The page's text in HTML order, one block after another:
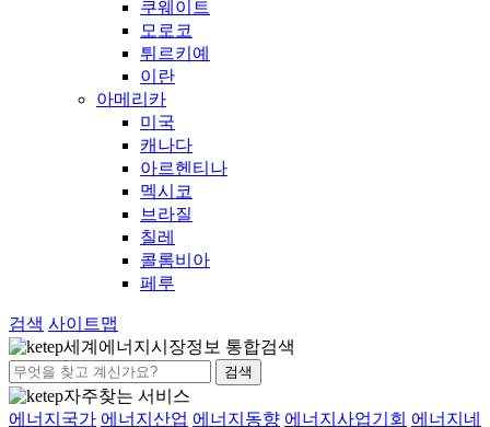
쿠웨이트
모로코
튀르키예
이란
아메리카
미국
캐나다
아르헨티나
멕시코
브라질
칠레
콜롬비아
페루
검색 사이트맵
세계에너지시장정보 통합검색
검색
자주찾는 서비스
에너지국가 에너지산업 에너지동향 에너지사업기회 에너지네